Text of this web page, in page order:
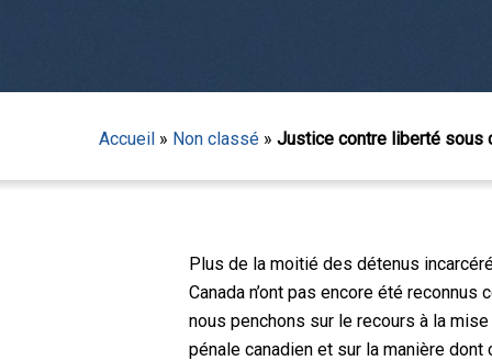
Accueil » Non classé » Justice contre liberté sous
Plus de la moitié des détenus
Canada n’ont pas encore été
nous penchons sur le recours à la
pénale canadien et sur la manière